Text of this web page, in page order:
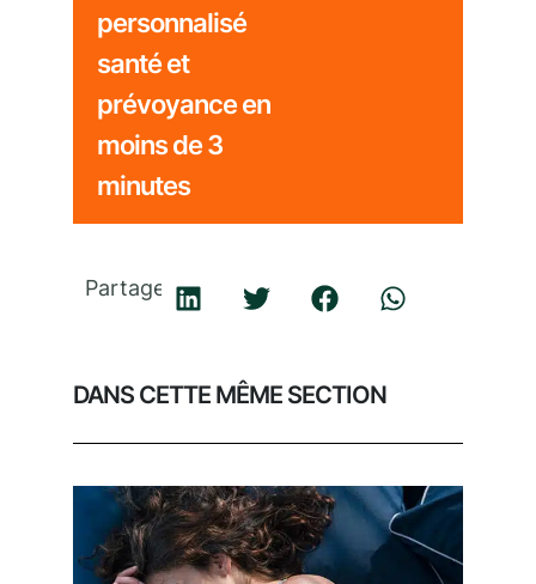
personnalisé
santé et
prévoyance en
moins de 3
minutes
Partager
DANS CETTE MÊME SECTION